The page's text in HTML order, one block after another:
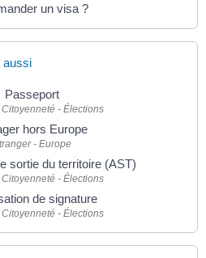
un visa ?
aussi
Passeport
- Élections
hors Europe
- Europe
sortie du territoire (AST)
- Élections
de signature
- Élections